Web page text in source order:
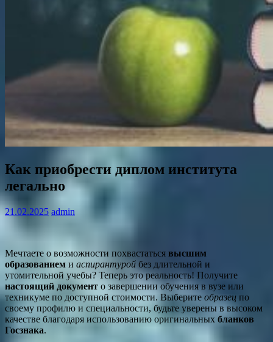
Как приобрести диплом института
легально
21.02.2025 admin
Мечтаете о возможности похвастаться высшим
образованием и аспирантурой без длительной и
утомительной учебы? Теперь это реальность! Получите
настоящий документ о завершении обучения в вузе или
техникуме по доступной стоимости. Выберите образец по
своему профилю и специальности, будьте уверены в высоком
качестве благодаря использованию оригинальных бланков
Госзнака.